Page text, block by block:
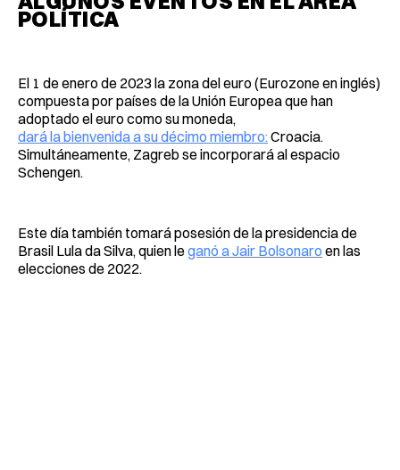
POLÍTICA
El 1 de enero de 2023 la zona del euro (Eurozone en inglés)
compuesta por países de la Unión Europea que han
adoptado el euro como su moneda,
dará la bienvenida a su décimo miembro:Croacia.
Simultáneamente, Zagreb se incorporará al espacio
Schengen.
Este día también tomará posesión de la presidencia de
Brasil Lula da Silva, quien leganó a Jair Bolsonaro en las
elecciones de 2022.